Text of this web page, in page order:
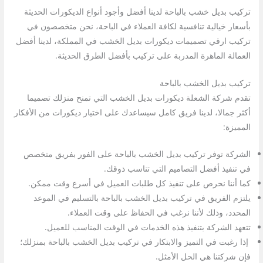
تركيب بديل خشب بالباحة لدينا أفضل وأجود أنواع الديكورات الحديثة
بأسعار خيالية تنافسية لكافة العملاء في الباحة، نحن متخصصون في
تركيب ارقي تصميمات ديكورات بديل الخشب في المملكة، لدينا أفضل
العمالة الماهرة المدربة على تركيب بأفضل الطرق الحديثة.
تركيب بديل الخشب بالباحة
تقدم شركة الشعلة ديكورات بديل الخشب التي تمنح منزلك تصميما
أكثر جمالا، لدينا فريق كامل سيساعدك على اختيار ديكورات من الأفكار
المميزة:
الشركة توفر تركيب بديل الخشب بالباحة على الفور بفريق متخصص
في تنفيذ أفضل التصاميم التي تناسب ذوقك.
كما أننا نحرص على تنفيذ كل طلبات العميل في أسرع وقت ممكن.
يلتزم الفريق في تركيب بديل الخشب بالباحة بالتسليم في الموعد
المحدد، وذلك لأننا نرغب في الحفاظ على وقت العملاء.
تتعهد الشركة بتنفيذ هذه الخدمات في الوقت المناسب للعميل.
إذا رغبت في التميز والابتكار في تركيب بديل الخشب بالباحة بمنزلك؛
فإن شركتنا هي الحل الأمثل.